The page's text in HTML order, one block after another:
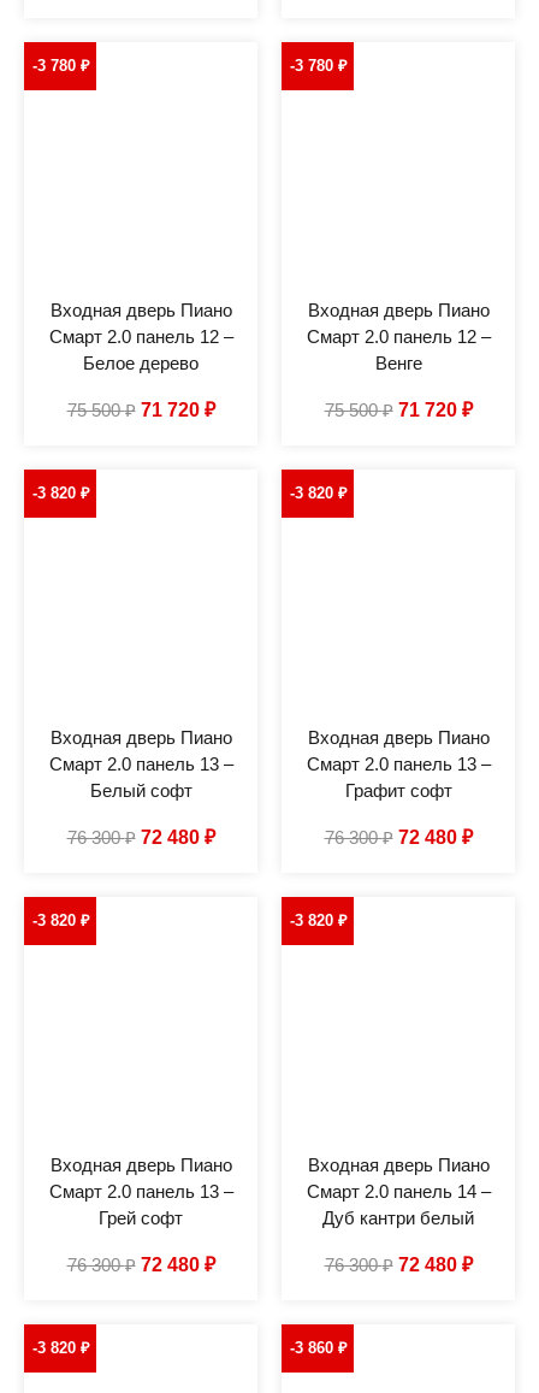
-3 780 ₽
Входная дверь Пиано
Смарт 2.0 панель 12 –
Белое дерево
75 500₽ 71 720 ₽
-3 780 ₽
Входная дверь Пиано
Смарт 2.0 панель 12 –
Венге
75 500₽ 71 720 ₽
-3 820 ₽
Входная дверь Пиано
Смарт 2.0 панель 13 –
Белый софт
76 300₽ 72 480 ₽
-3 820 ₽
Входная дверь Пиано
Смарт 2.0 панель 13 –
Графит софт
76 300₽ 72 480 ₽
-3 820 ₽
Входная дверь Пиано
Смарт 2.0 панель 13 –
Грей софт
76 300₽ 72 480 ₽
-3 820 ₽
Входная дверь Пиано
Смарт 2.0 панель 14 –
Дуб кантри белый
76 300₽ 72 480 ₽
-3 820 ₽ -3 860 ₽